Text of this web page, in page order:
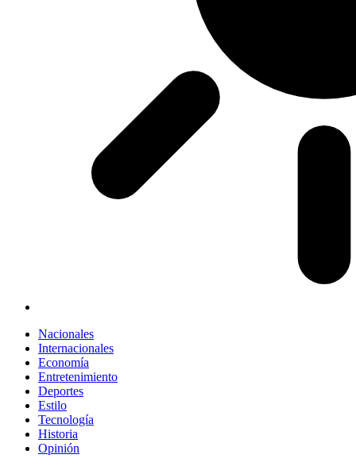
Nacionales
Internacionales
Economía
Entretenimiento
Deportes
Estilo
Tecnología
Historia
Opinión